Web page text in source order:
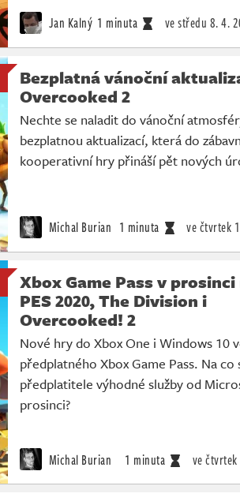
Jan Kalný 1 minuta ve středu 8. 4.
Bezplatná vánoční
Overcooked 2
Nechte se naladit do vánoční
bezplatnou aktualizací, která do
kooperativní hry přináší pět nových
Michal Burian 1 minuta ve čtvrtek
Xbox Game Pass v
PES 2020, The Division i
Overcooked! 2
Nové hry do Xbox One i Windows 10
předplatného Xbox Game Pass. Na co
předplatitele výhodné služby od
prosinci?
Michal Burian 1 minuta ve čtvrtek